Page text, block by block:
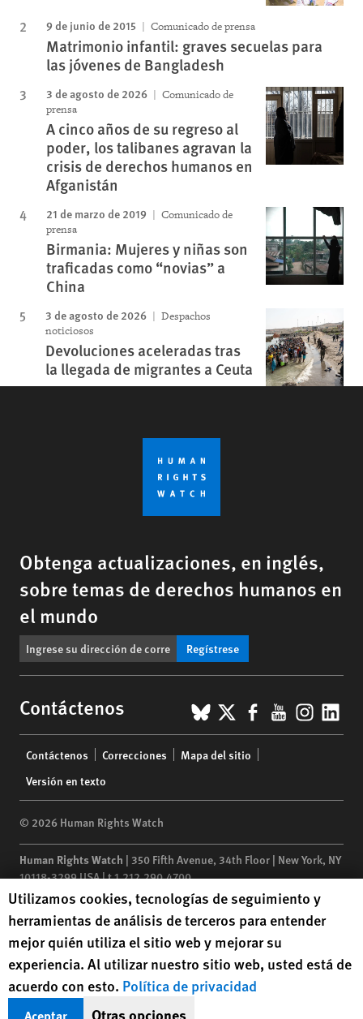
9 de junio de 2015 Comunicado de prensa
Matrimonio infantil: graves secuelas para
las jóvenes de Bangladesh
3 de agosto de 2026
Comunicado de
prensa
A cinco años de su regreso al
poder, los talibanes agravan la
crisis de derechos humanos en
Afganistán
21 de marzo de 2019
Comunicado de
prensa
Birmania: Mujeres y niñas son
traficadas como “novias” a
China
3 de agosto de 2026
Despachos
noticiosos
Devoluciones aceleradas tras
la llegada de migrantes a Ceuta
Obtenga actualizaciones, en inglés,
sobre temas de derechos humanos en
el mundo
Regístrese
Contáctenos BlueSky
X Facebook
YouTube
menu
Contáctenos Correcciones
Mapa del sitio
Versión en texto
© 2026 Human Rights Watch
Human Rights Watch | 350 Fifth Avenue, 34th Floor | New York, NY
10118-3299USA|t1.212.290.4700
Human Rights Watchis a 501(C)(3) nonprofit registered in the US
under EIN: 13-2875808
Human Rights Watch cookie preferences
Utilizamos cookies, tecnologías de seguimiento y
herramientas de análisis de terceros para entender
mejor quién utiliza el sitio web y mejorar su
experiencia. Al utilizar nuestro sitio web, usted está de
acuerdo con esto. Política de privacidad
Aceptar